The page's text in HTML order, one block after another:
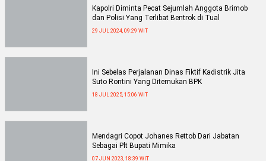
Kapolri Diminta Pecat Sejumlah Anggota Brimob
dan Polisi Yang Terlibat Bentrok di Tual
29 JUL 2024, 09:29 WIT
Ini Sebelas Perjalanan Dinas Fiktif Kadistrik Jita
Suto Rontini Yang Ditemukan BPK
18 JUL 2025, 15:06 WIT
Mendagri Copot Johanes Rettob Dari Jabatan
Sebagai Plt Bupati Mimika
07 JUN 2023, 18:39 WIT